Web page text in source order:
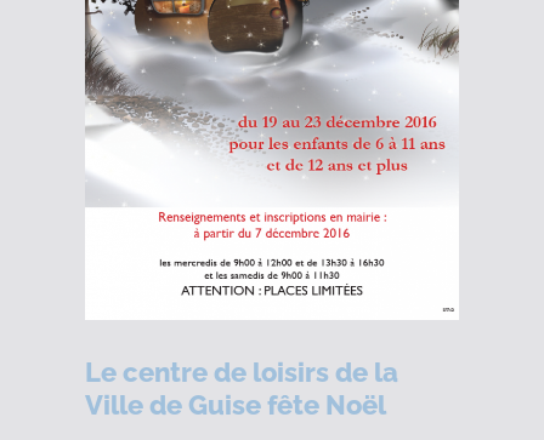
Le centre de loisirs de la
Ville de Guise fête Noël